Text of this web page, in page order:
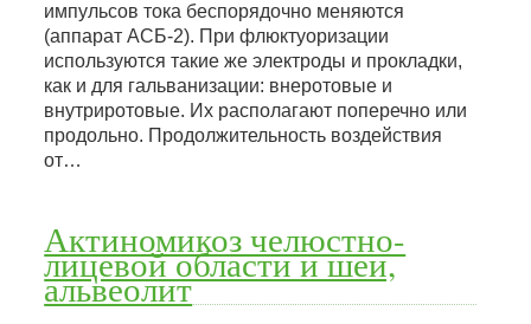
импульсов тока беспорядочно меняются
(аппарат АСБ-2). При флюктуоризации
используются такие же электроды и прокладки,
как и для гальванизации: внеротовые и
внутриротовые. Их располагают поперечно или
продольно. Продолжительность воздействия
от…
Актиномикоз челюстно-
лицевой области и шеи,
альвеолит